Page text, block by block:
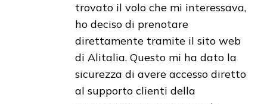
trovato il volo che mi interessava,
ho deciso di prenotare
direttamente tramite il sito web
di Alitalia. Questo mi ha dato la
sicurezza di avere accesso diretto
al supporto clienti della